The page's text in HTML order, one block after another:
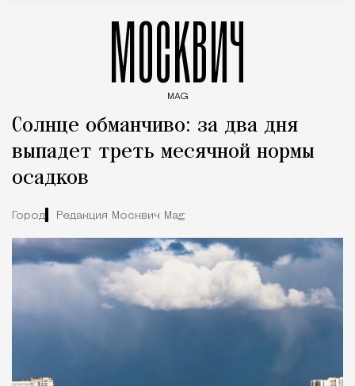
МОСКВИЧ
MAG
Солнце обманчиво: за два дня
выпадет треть месячной нормы
осадков
Город Редакция Москвич Mag